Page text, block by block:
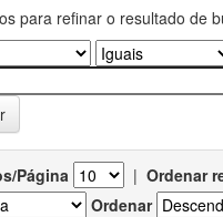
para refinar o resultado de
Página | Ordenar
Ordenar